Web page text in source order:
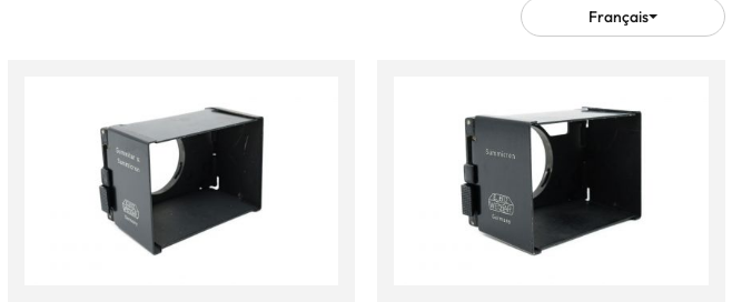
Français
Choisir
une